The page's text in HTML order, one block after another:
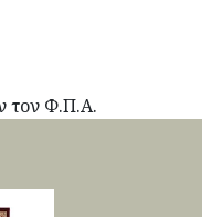
τον Φ.Π.Α.